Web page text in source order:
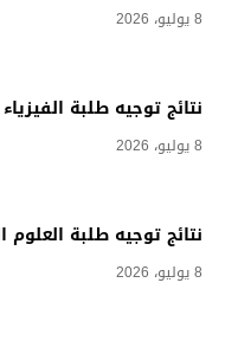
8 يوليو، 2026
نتائج توجيه طلبة الفيزياء 2027 / 2026
8 يوليو، 2026
نتائج توجيه طلبة العلوم الفلاحية
8 يوليو، 2026